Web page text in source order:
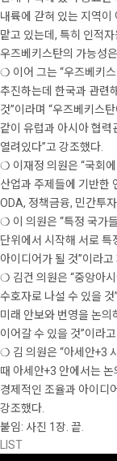
내륙에 갇혀 있는 지역
맡고 있는데, 특히 인적
우즈베키스탄의 가능성
❍ 이어 그는 “우즈베키
추진하는데 한국과 관련
것”이라며 “우즈베키스
같이 유럽과 아시아 협
열려있다”고 강조했다.
❍ 이재정 의원은 “국회
산업과 주제들에 기반한
ODA, 정책금융, 민간투
❍ 이 의원은 “특정 국가
단위에서 시작해 서로
아이디어가 될 것”이라
❍ 김건 의원은 “중앙아
수호자로 나설 수 있을
미래 안보와 번영을 논
이어갈 수 있을 것”이라
❍ 김 의원은 “아세안+3
때 아세안+3 안에서는
경제적인 조율과 아이디
강조했다.
붙임: 사진 1장. 끝.
LIST